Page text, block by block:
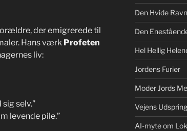
der emigrerede til
Hans værk Profeten
liv:
selv.”
levende pile.”
Den Hvide Ravn
Den
Hel Hellig
Jordens Furier
Moder Jords
Vejens Udspring
AI-myte om